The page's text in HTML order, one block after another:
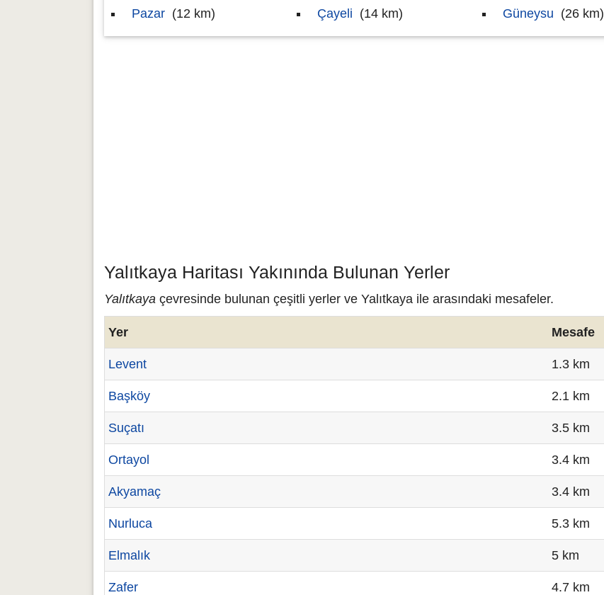
Pazar (12 km)
Çayeli (14 km)
Güneysu (26 km)
Yalıtkaya Haritası Yakınında Bulunan Yerler
Yalıtkaya çevresinde bulunan çeşitli yerler ve Yalıtkaya ile arasındaki mesafeler.
Yer Mesafe
Levent 1.3 km
Başköy 2.1 km
Suçatı 3.5 km
Ortayol 3.4 km
Akyamaç 3.4 km
Nurluca 5.3 km
Elmalık 5 km
Zafer 4.7 km